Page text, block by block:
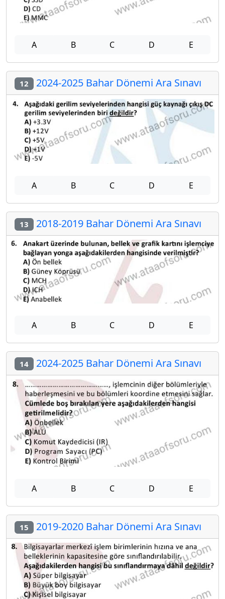
A B C D E
12 2024-2025 Bahar Dönemi Ara Sınavı
A B C D E
13 2018-2019 Bahar Dönemi Ara Sınavı
A B C D E
14 2024-2025 Bahar Dönemi Ara Sınavı
A B C D E
15 2019-2020 Bahar Dönemi Ara Sınavı